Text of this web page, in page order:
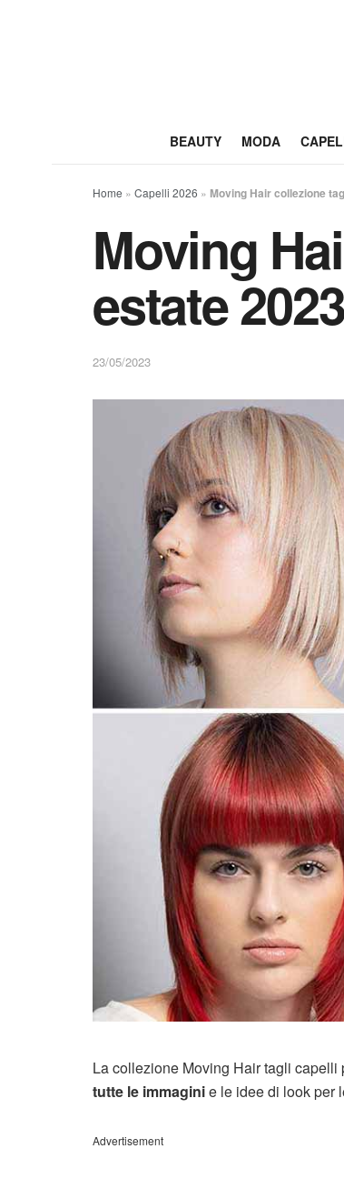
BEAUTY MODA
Home » Capelli 2026 » Moving Hair collezione
Moving
estate 2023
23/05/2023
La collezione Moving Hair tagli
tutte le immaginie le idee di look per
Advertisement